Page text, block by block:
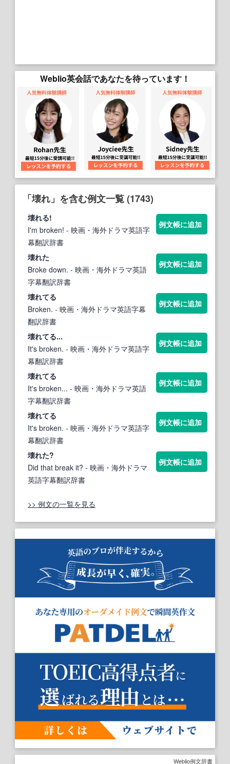
Weblio英会話であなたを待っています！
「壊れ」を含む例文一覧 (1743)
壊れる!
I'm broken! - 映画・海外ドラマ英語字
幕翻訳辞書
例文帳に追加
壊れた
Broke down. - 映画・海外ドラマ英語
字幕翻訳辞書
例文帳に追加
壊れてる
Broken. - 映画・海外ドラマ英語字幕
翻訳辞書
例文帳に追加
壊れてる...
It's broken. - 映画・海外ドラマ英語字
幕翻訳辞書
例文帳に追加
壊れてる
It's broken... - 映画・海外ドラマ英語
字幕翻訳辞書
例文帳に追加
壊れてる
It's broken. - 映画・海外ドラマ英語字
幕翻訳辞書
例文帳に追加
壊れた?
Did that break it? - 映画・海外ドラマ
英語字幕翻訳辞書
例文帳に追加
>> 例文の一覧を見る
Weblio例文辞書